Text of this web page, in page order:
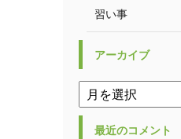
習い事
アーカイブ
最近のコメント